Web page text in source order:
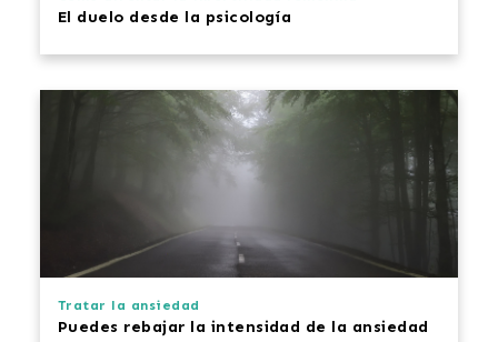
El duelo desde la psicología
Tratar la ansiedad
Puedes rebajar la intensidad de la ansiedad